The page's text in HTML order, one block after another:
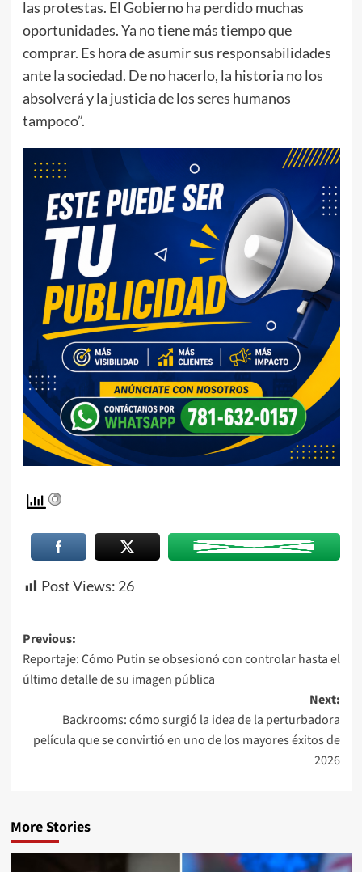
las protestas. El Gobierno ha perdido muchas
oportunidades. Ya no tiene más tiempo que
comprar. Es hora de asumir sus responsabilidades
ante la sociedad. De no hacerlo, la historia no los
absolverá y la justicia de los seres humanos
tampoco”.
Post Views: 26
Previous:
Reportaje: Cómo Putin se obsesionó con controlar hasta el
último detalle de su imagen pública
Next:
Backrooms: cómo surgió la idea de la perturbadora
película que se convirtió en uno de los mayores éxitos de
2026
More Stories